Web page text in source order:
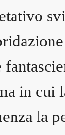
in cui
la